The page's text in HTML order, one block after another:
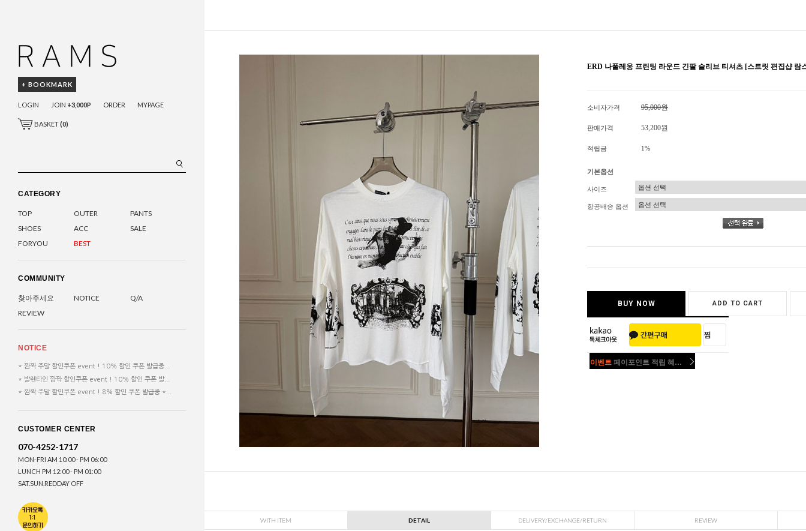
+ BOOKMARK
LOGIN JOIN +3,000P ORDER MYPAGE
BASKET(0)
CATEGORY
TOP OUTER
PANTS
SHOES
ACC
SALE
FORYOU
BEST
COMMUNITY
찾아주세요 NOTICE
Q/A
REVIEW
NOTICE
* 깜짝 주말 할인쿠폰 event ! 10% 할인 쿠폰 발급중...
* 발렌타인 깜짝 할인쿠폰 event ! 10% 할인 쿠폰 발...
* 깜짝 주말 할인쿠폰 event ! 8% 할인 쿠폰 발급중 *...
CUSTOMER CENTER
070-4252-1717
MON-FRI AM 10:00 - PM 06:00
LUNCH PM 12:00 - PM 01:00
SAT.SUN.REDDAY OFF
ERD 나폴레옹 프린팅 라운드 긴팔 슬리브 티셔츠 [스트릿 편집샵 람
소비자가격 95,000원
판매가격 53,200원
적립금 1%
기본옵션
사이즈
항공배송 옵션
BUY NOW ADD TO CART
이벤트 페이포인트 적립 혜택 2배 UP!
WITH ITEM DETAIL DELIVERY/EXCHANGE/RETURN REVIEW